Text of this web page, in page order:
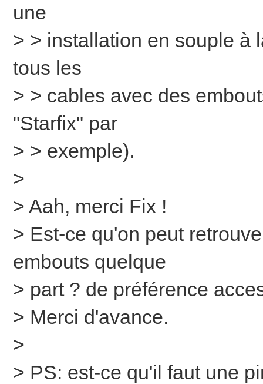
une
> > installation en souple à
tous les
> > cables avec des
"Starfix" par
> > exemple).
>
> Aah, merci Fix !
> Est-ce qu'on peut
embouts quelque
> part ? de préférence
> Merci d'avance.
>
> PS: est-ce qu'il faut une